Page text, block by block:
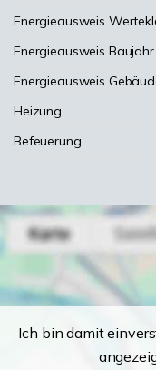
Energieausweis
Energieausweis Baujahr
Energieausweis
Heizung
Befeuerung
Ich bin damit